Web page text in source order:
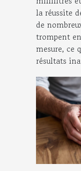
la réussite
de
trompent
mesure, ce
résultats